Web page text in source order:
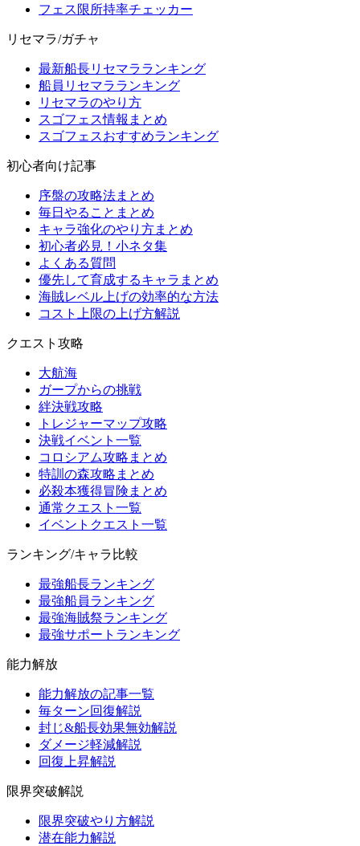
フェス限所持率チェッカー
リセマラ/ガチャ
最新船長リセマラランキング
船員リセマラランキング
リセマラのやり方
スゴフェス情報まとめ
スゴフェスおすすめランキング
初心者向け記事
序盤の攻略法まとめ
毎日やることまとめ
キャラ強化のやり方まとめ
初心者必見！小ネタ集
よくある質問
優先して育成するキャラまとめ
海賊レベル上げの効率的な方法
コスト上限の上げ方解説
クエスト攻略
大航海
ガープからの挑戦
絆決戦攻略
トレジャーマップ攻略
決戦イベント一覧
コロシアム攻略まとめ
特訓の森攻略まとめ
必殺本獲得冒険まとめ
通常クエスト一覧
イベントクエスト一覧
ランキング/キャラ比較
最強船長ランキング
最強船員ランキング
最強海賊祭ランキング
最強サポートランキング
能力解放
能力解放の記事一覧
毎ターン回復解説
封じ&船長効果無効解説
ダメージ軽減解説
回復上昇解説
限界突破解説
限界突破やり方解説
潜在能力解説